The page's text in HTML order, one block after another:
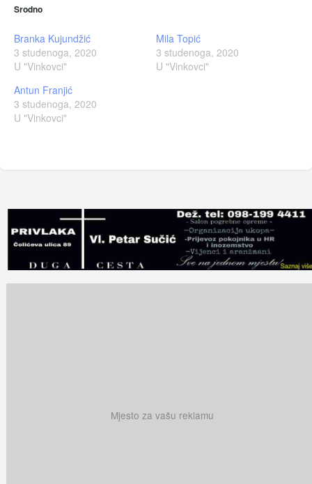
Srodno
Branka Kujundžić
3 studenoga, 2020
U "Vinkovci"
Mila Topić
3 studenoga, 2020
U "Vinkovci"
Antun Franjić
3 studenoga, 2020
U "Vinkovci"
Mjesto za vašu reklamu